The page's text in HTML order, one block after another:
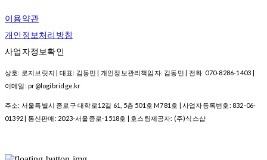
이용약관
개인정보처리방침
사업자정보확인
상호: 로지브릿지 | 대표: 김동민 | 개인정보관리책임자: 김동민 | 전화: 070-8286-1403 |
이메일: pr@logibridge.kr
주소: 서울특별시 종로구 대학로12길 61, 5층 501호 M781호 | 사업자등록번호: 832-06-
01392 | 통신판매: 2023-서울종로-1518호 | 호스팅제공자: (주)식스샵